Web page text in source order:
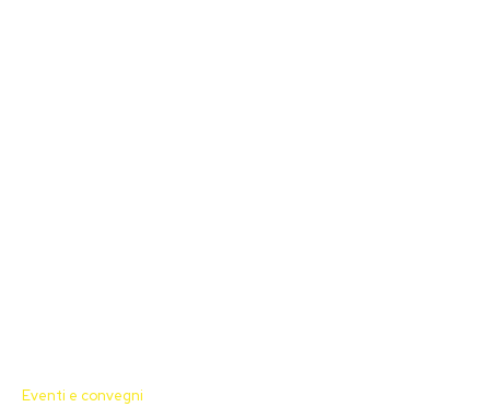
Eventi e convegni